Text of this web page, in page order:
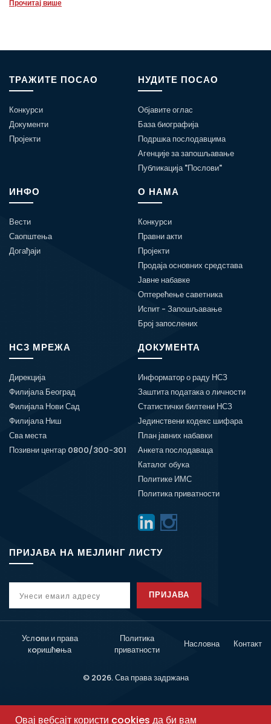
Прочитај више
ТРАЖИТЕ ПОСАО
Конкурси
Документи
Пројекти
НУДИТЕ ПОСАО
Објавите оглас
База биографија
Подршка послодавцима
Агенције за запошљавање
Публикација "Послови"
ИНФО
Вести
Саопштења
Догађаји
О НАМА
Конкурси
Правни акти
Пројекти
Продаја основних средстава
Јавне набавке
Оптерећење саветника
Испит - Запошљавање
Број запослених
НСЗ МРЕЖА
Дирекција
Филијала Београд
Филијала Нови Сад
Филијала Ниш
Сва места
Позивни центар 0800/300-301
ДОКУМЕНТА
Информатор о раду НСЗ
Заштита података о личности
Статистички билтени НСЗ
Јединствени кодекс шифара
План јавних набавки
Анкета послодаваца
Каталог обука
Политике ИМС
Политика приватности
ПРИЈАВА НА МЕЈЛИНГ ЛИСТУ
ПРИЈАВА
Услoви и права
кoришћeња
Политика
приватности
Насловна Контакт
© 2026. Сва права задржана
Овај вебсајт користи cookies да би вам